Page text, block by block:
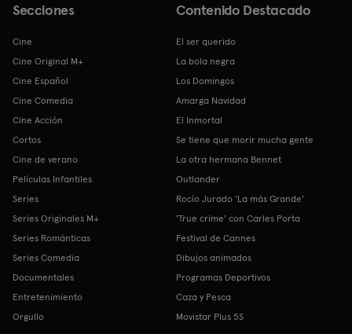
Secciones
Cine
Cine Original M+
Cine Español
Cine Comedia
Cine Acción
Cortos
Cine de verano
Películas Infantiles
Series
Series Originales M+
Series Románticas
Series Comedia
Documentales
Entretenimiento
Orgullo
Contenido Destacado
El ser querido
La bola negra
Los Domingos
Amarga Navidad
El Inmortal
Se tiene que morir mucha gente
La otra hermana Bennet
Outlander
Rocío Jurado 'La más Grande'
'True crime' con Carles Porta
Festival de Cannes
Dibujos animados
Programas Deportivos
Caza y Pesca
Movistar Plus 5S